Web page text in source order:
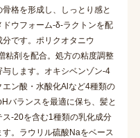
格を形成し、しっとり感と
ウフォーム-δ-ラクトンを配
です。ポリクオタニウ
粘剤を配合。処方の粘度調整
します。オキシベンゾン-4
ン酸・水酸化Alなど4種類の
バランスを最適に保ち、髪と
-20を含む1種類の乳化成分
。ラウリル硫酸Naをベース